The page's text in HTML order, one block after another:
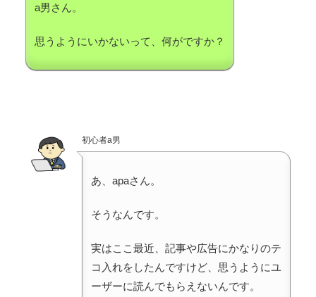
a男さん。
思うようにいかないって、何がですか？
初心者a男
あ、apaさん。
そうなんです。
実はここ最近、記事や広告にかなりのテ
コ入れをしたんですけど、思うようにユ
ーザーに読んでもらえないんです。